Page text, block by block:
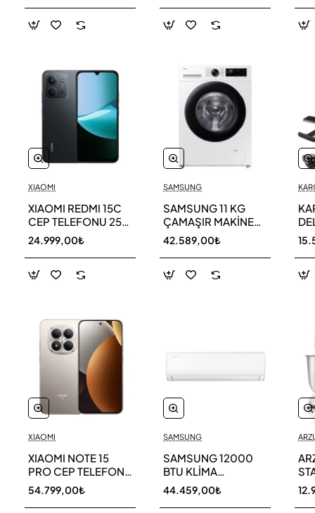
XIAOMI
XIAOMI REDMI 15C
CEP TELEFONU 256
GB
24.999,00₺
XIAOMI
XIAOMI NOTE 15
PRO CEP TELEFONU
256 GB
54.799,00₺
SAMSUNG
SAMSUNG 11 KG
ÇAMAŞIR MAKİNESİ
WW11DG5B25AEAH
42.589,00₺
SAMSUNG
SAMSUNG 12000
BTU KLİMA
AR40F12C0AM SK
44.459,00₺